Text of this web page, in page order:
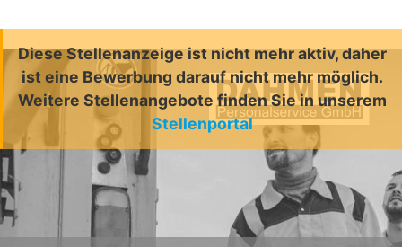
Diese Stellenanzeige ist nicht mehr aktiv, daher
ist eine Bewerbung darauf nicht mehr möglich.
Weitere Stellenangebote finden Sie in unserem
Stellenportal